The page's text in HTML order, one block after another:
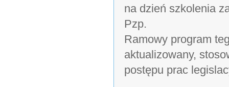
na dzień szkolenia
Pzp.
Ramowy program
aktualizowany,
postępu prac